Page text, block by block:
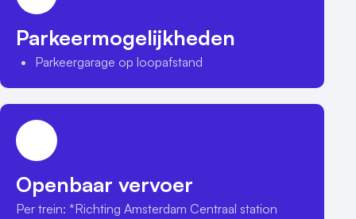
Parkeermogelijkheden
Parkeergarage op loopafstand
Openbaar vervoer
Per trein: *Richting Amsterdam Centraal station